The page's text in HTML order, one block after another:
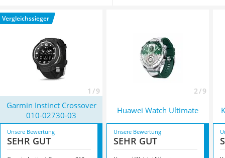
Wanderschuhe Herren
Sicherheitsweste Reiten
mit Herzfrequenzmesser und GPS. Überzeugt hat uns hier im
August 2026 besonders das Modell
‎010-02730-03* mit seinen Eigenschaften.
Vergleichssieger
1 / 9 2 / 9
Garmin Instinct Crossover
‎010-02730-03
Huawei Watch Ultimate
Unsere Bewertung
SEHR GUT
Unsere Bewertung
SEHR GUT